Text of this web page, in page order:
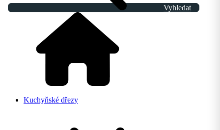
Vyhledat
Kuchyňské dřezy